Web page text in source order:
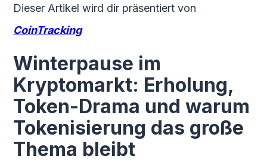
Dieser Artikel wird dir präsentiert von
CoinTracking
Winterpause im
Kryptomarkt: Erholung,
Token-Drama und warum
Tokenisierung das große
Thema bleibt